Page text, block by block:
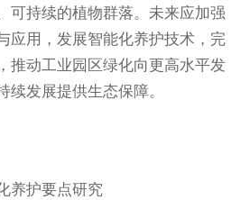
可持续的植物群落。未来应加强
应用，发展智能化养护技术，完
推动工业园区绿化向更高水平发
续发展提供生态保障。
养护要点研究